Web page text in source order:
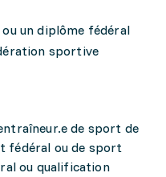
un diplôme fédéral
sportive
de sport de
fédéral ou de sport
ou qualification